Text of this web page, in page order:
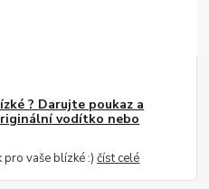
? Darujte poukaz a
vodítko nebo
pro vaše blízké :)číst celé